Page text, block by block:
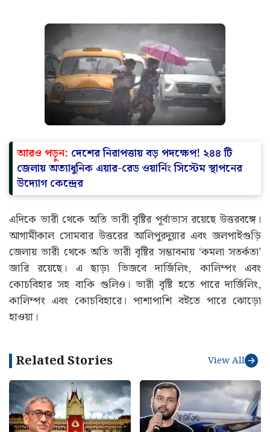
আরও পড়ুন: দেশের নিরাপত্তায় বড় পদক্ষেপ! ২৪৪ টি
জেলায় অত্যাধুনিক এয়ার-রেড ওয়ার্নিং সিস্টেম স্থাপনের
উদ্যোগ কেন্দ্রের
এদিকে ভারী থেকে অতি ভারী বৃষ্টির পূর্বাভাস রয়েছে উত্তরবঙ্গে।
আগামীকাল সোমবার উত্তরের আলিপুরদুয়ার এবং জলপাইগুড়ি
জেলায় ভারী থেকে অতি ভারী বৃষ্টির সম্ভাবনায় ‘কমলা সতর্কতা’
জারি রয়েছে। এ ছাড়া ভিজবে দার্জিলিং, কালিম্পং এবং
কোচবিহার সহ বাকি গুলিও। ভারী বৃষ্টি হতে পারে দার্জিলিং,
কালিম্পং এবং কোচবিহারে। পাশাপাশি বইতে পারে ঝোড়ো
হাওয়া।
Related Stories View All